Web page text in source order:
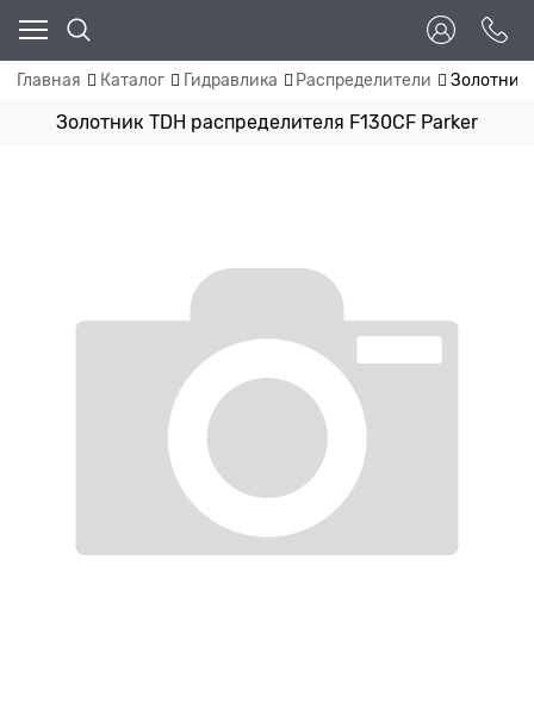
Главная Каталог Гидравлика Распределители Золотник
Золотник TDH распределителя F130CF Parker